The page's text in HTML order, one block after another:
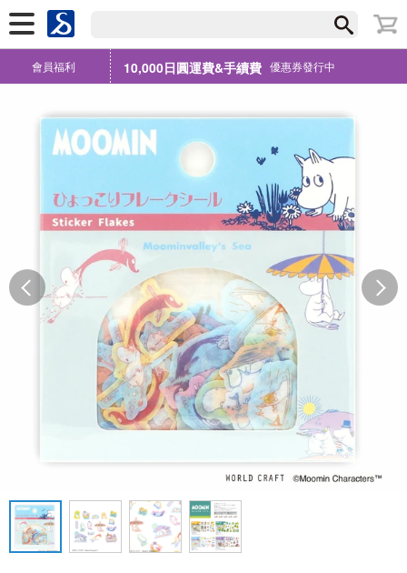
會員福利 10,000日圓運費&手續費 優惠券發行中